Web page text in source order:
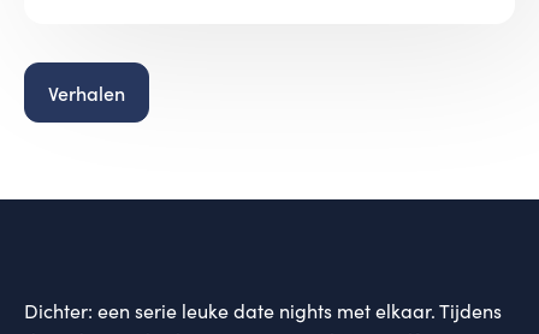
Verhalen
Dichter: een serie leuke date nights met elkaar. Tijdens